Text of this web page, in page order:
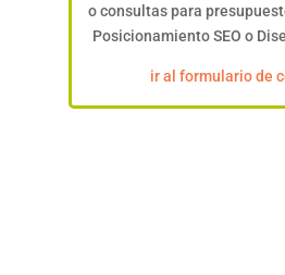
o consultas para
Posicionamiento SEO o
ir al formulario de